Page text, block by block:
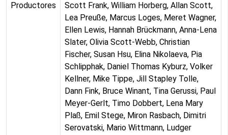
Productores
Scott Frank, William Horberg, Allan Scott,
Lea Preuße, Marcus Loges, Meret Wagner,
Ellen Lewis, Hannah Brückmann, Anna-Lena
Slater, Olivia Scott-Webb, Christian
Fischer, Susan Hsu, Elina Nikolaeva, Pia
Schlipphak, Daniel Thomas Kyburz, Volker
Kellner, Mike Tippe, Jill Stapley Tolle,
Dann Fink, Bruce Winant, Tina Gerussi, Paul
Meyer-Gerlt, Timo Dobbert, Lena Mary
Plaß, Emil Stege, Miron Rasbach, Dimitri
Serovatski, Mario Wittmann, Ludger